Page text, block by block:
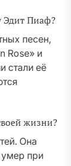
Эдит Пиаф?
песен,
Rose» и
стали её
жизни?
Она
умер при